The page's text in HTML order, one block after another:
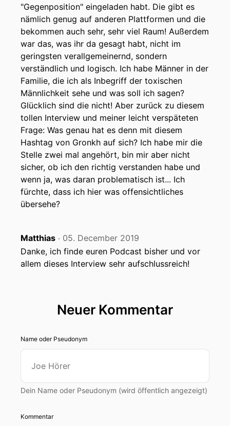
"Gegenposition" eingeladen habt. Die gibt es
nämlich genug auf anderen Plattformen und die
bekommen auch sehr, sehr viel Raum! Außerdem
war das, was ihr da gesagt habt, nicht im
geringsten verallgemeinernd, sondern
verständlich und logisch. Ich habe Männer in der
Familie, die ich als Inbegriff der toxischen
Männlichkeit sehe und was soll ich sagen?
Glücklich sind die nicht! Aber zurück zu diesem
tollen Interview und meiner leicht verspäteten
Frage: Was genau hat es denn mit diesem
Hashtag von Gronkh auf sich? Ich habe mir die
Stelle zwei mal angehört, bin mir aber nicht
sicher, ob ich den richtig verstanden habe und
wenn ja, was daran problematisch ist... Ich
fürchte, dass ich hier was offensichtliches
übersehe?
Matthias ‧ 05. December 2019
Danke, ich finde euren Podcast bisher und vor
allem dieses Interview sehr aufschlussreich!
Neuer Kommentar
Name oder Pseudonym
Dein Name oder Pseudonym (wird öffentlich angezeigt)
Kommentar